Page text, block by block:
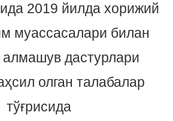
2019 йилда хорижий
муассасалари билан
алмашув дастурлари
олган талабалар
тўғрисида